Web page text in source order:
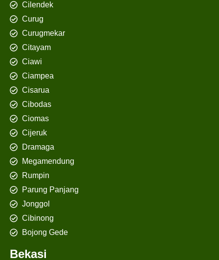
Cilendek
Curug
Curugmekar
Citayam
Ciawi
Ciampea
Cisarua
Cibodas
Ciomas
Cijeruk
Dramaga
Megamendung
Rumpin
Parung Panjang
Jonggol
Cibinong
Bojong Gede
Bekasi